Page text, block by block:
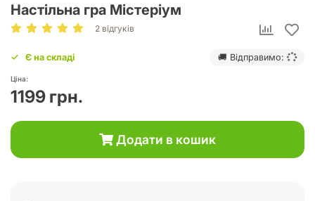
Настільна гра Містеріум
2 відгуків
Є на складі 🚚 Відправимо:
Ціна:
1199 грн.
Додати в кошик